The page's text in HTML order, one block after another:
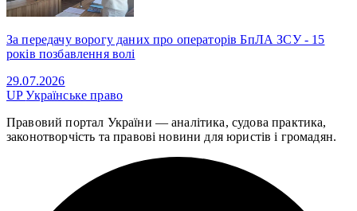
За передачу ворогу даних про операторів БпЛА ЗСУ - 15
років позбавлення волі
29.07.2026
UPУкраїнське право
Правовий портал України — аналітика, судова практика,
законотворчість та правові новини для юристів і громадян.